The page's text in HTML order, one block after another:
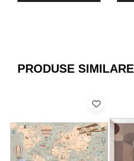
PRODUSE SIMILARE